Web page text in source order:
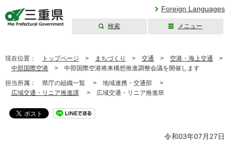
Foreign Languages
検索 メニュー
現在位置： トップページ > まちづくり > 交通 > 空港・海上交通 >
中部国際空港 > 中部国際空港将来構想推進調整会議を開催します
担当所属： 県庁の組織一覧 > 地域連携・交通部 >
広域交通・リニア推進課 > 広域交通・リニア推進班
令和03年07月27日